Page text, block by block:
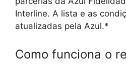
Interline. A lista e as
atualizadas pela Azul.*
Como funciona o